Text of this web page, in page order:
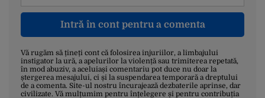
Intră în cont pentru a comenta
Vă rugăm să țineți cont că folosirea injuriilor, a limbajului
instigator la ură, a apelurilor la violență sau trimiterea repetată,
în mod abuziv, a aceluiași comentariu pot duce nu doar la
ștergerea mesajului, ci și la suspendarea temporară a dreptului
de a comenta. Site-ul nostru încurajează dezbaterile aprinse, dar
civilizate. Vă mulțumim pentru înțelegere și pentru contribuția